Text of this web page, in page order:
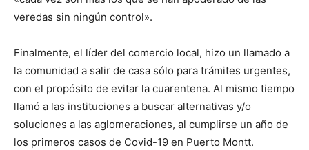
veredas sin ningún control».
Finalmente, el líder del comercio local, hizo un llamado a
la comunidad a salir de casa sólo para trámites urgentes,
con el propósito de evitar la cuarentena. Al mismo tiempo
llamó a las instituciones a buscar alternativas y/o
soluciones a las aglomeraciones, al cumplirse un año de
los primeros casos de Covid-19 en Puerto Montt.